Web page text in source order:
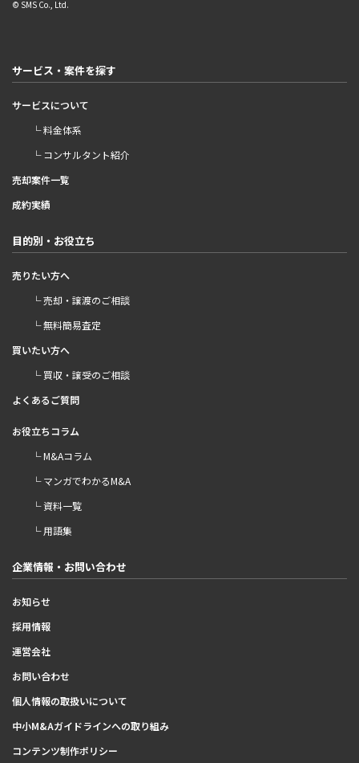
© SMS Co., Ltd.
サービス・案件を探す
サービスについて
└ 料金体系
└ コンサルタント紹介
売却案件一覧
成約実績
目的別・お役立ち
売りたい方へ
└ 売却・譲渡のご相談
└ 無料簡易査定
買いたい方へ
└ 買収・譲受のご相談
よくあるご質問
お役立ちコラム
└ M&Aコラム
└ マンガでわかるM&A
└ 資料一覧
└ 用語集
企業情報・お問い合わせ
お知らせ
採用情報
運営会社
お問い合わせ
個人情報の取扱いについて
中小M&Aガイドラインへの取り組み
コンテンツ制作ポリシー